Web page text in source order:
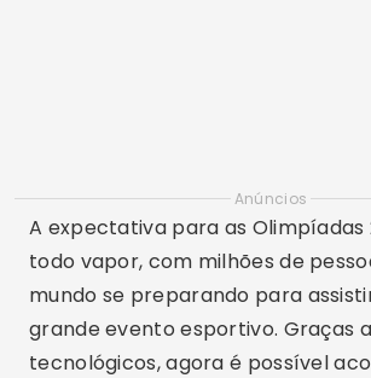
Anúncios
A expectativa para as Olimpíadas
todo vapor, com milhões de
mundo se preparando para
grande evento esportivo. Graças
tecnológicos, agora é possível